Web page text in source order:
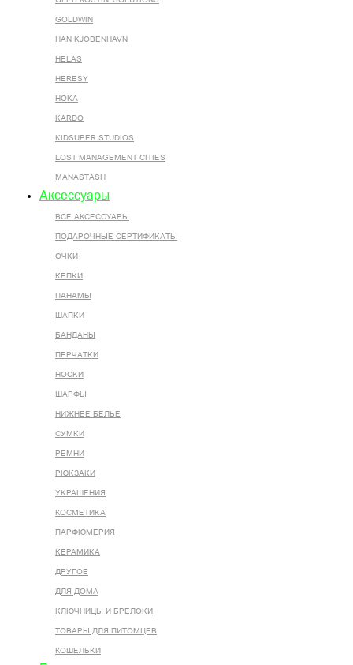
GOLDWIN
HAN KJOBENHAVN
HELAS
HERESY
HOKA
KARDO
KIDSUPER STUDIOS
LOST MANAGEMENT CITIES
MANASTASH
Аксессуары
ВСЕ AКСЕССУАРЫ
ПОДАРОЧНЫЕ СЕРТИФИКАТЫ
ОЧКИ
КЕПКИ
ПАНАМЫ
ШАПКИ
БАНДАНЫ
ПЕРЧАТКИ
НОСКИ
ШАРФЫ
НИЖНЕЕ БЕЛЬЕ
СУМКИ
РЕМНИ
РЮКЗАКИ
УКРАШЕНИЯ
КОСМЕТИКА
ПАРФЮМЕРИЯ
КЕРАМИКА
ДРУГОЕ
ДЛЯ ДОМА
КЛЮЧНИЦЫ И БРЕЛОКИ
ТОВАРЫ ДЛЯ ПИТОМЦЕВ
КОШЕЛЬКИ